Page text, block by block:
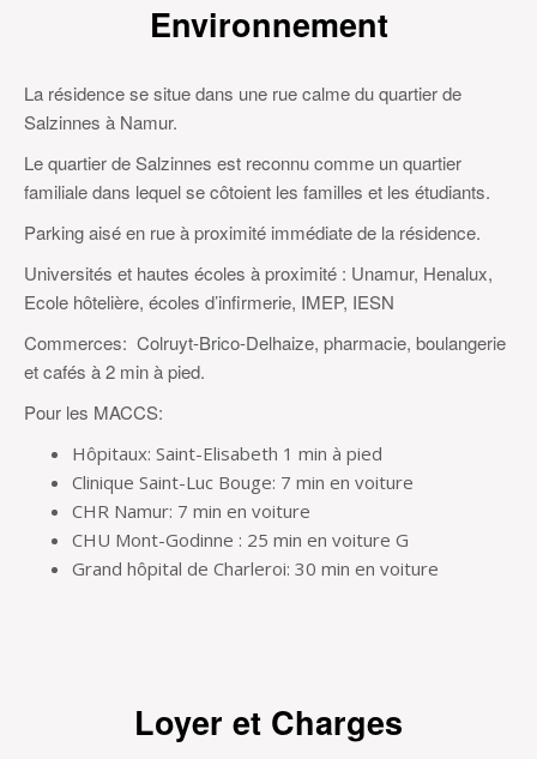
Environnement
La résidence se situe dans une rue calme du quartier de
Salzinnes à Namur.
Le quartier de Salzinnes est reconnu comme un quartier
familiale dans lequel se côtoient les familles et les étudiants.
Parking aisé en rue à proximité immédiate de la résidence.
Universités et hautes écoles à proximité : Unamur, Henalux,
Ecole hôtelière, écoles d’infirmerie, IMEP, IESN
Commerces: Colruyt-Brico-Delhaize, pharmacie, boulangerie
et cafés à 2 min à pied.
Pour les MACCS:
Hôpitaux: Saint-Elisabeth 1 min à pied
Clinique Saint-Luc Bouge: 7 min en voiture
CHR Namur: 7 min en voiture
CHU Mont-Godinne : 25 min en voiture G
Grand hôpital de Charleroi: 30 min en voiture
Loyer et Charges